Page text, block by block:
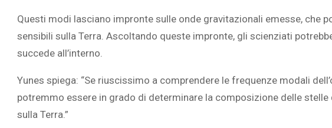
Questi modi lasciano impronte sulle onde gravitazionali emesse, che
sensibili sulla Terra. Ascoltando queste impronte, gli scienziati
succede all’interno.
Yunes spiega: “Se riuscissimo a comprendere le frequenze modali
potremmo essere in grado di determinare la composizione delle
sulla Terra.”